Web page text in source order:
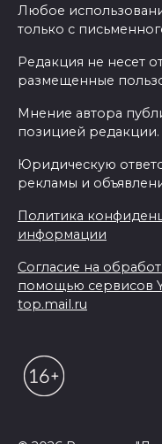
Любое
только с
Редакция не несет
размещенные
Мнение автора
позицией редакции.
Юридическую
рекламы и
Политика
информации
Согласие на
помощью сервисов
top.mail.ru